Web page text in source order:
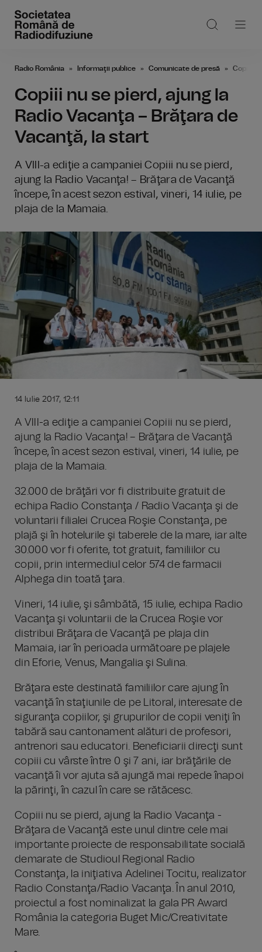
Radio România Informaţii publice Comunicate de presă Copiii
Copiii nu se pierd, ajung la
Radio Vacanţa – Brăţara de
Vacanţă, la start
A VIII-a ediţie a campaniei Copiii nu se pierd,
ajung la Radio Vacanţa! – Brăţara de Vacanţă
începe, în acest sezon estival, vineri, 14 iulie, pe
plaja de la Mamaia.
14 Iulie 2017, 12:11
A VIII-a ediţie a campaniei Copiii nu se pierd,
ajung la Radio Vacanţa! – Brăţara de Vacanţă
începe, în acest sezon estival, vineri, 14 iulie, pe
plaja de la Mamaia.
32.000 de brăţări vor fi distribuite gratuit de
echipa Radio Constanţa / Radio Vacanţa şi de
voluntarii filialei Crucea Roşie Constanţa, pe
plajă şi în hotelurile şi taberele de la mare, iar alte
30.000 vor fi oferite, tot gratuit, familiilor cu
copii, prin intermediul celor 574 de farmacii
Alphega din toată ţara.
Vineri, 14 iulie, şi sâmbătă, 15 iulie, echipa Radio
Vacanţa şi voluntarii de la Crucea Roşie vor
distribui Brăţara de Vacanţă pe plaja din
Mamaia, iar în perioada următoare pe plajele
din Eforie, Venus, Mangalia şi Sulina.
Brăţara este destinată familiilor care ajung în
vacanţă în staţiunile de pe Litoral, interesate de
siguranţa copiilor, şi grupurilor de copii veniţi în
tabără sau cantonament alături de profesori,
antrenori sau educatori. Beneficiarii direcţi sunt
copiii cu vârste între 0 şi 7 ani, iar brăţările de
vacanţă îi vor ajuta să ajungă mai repede înapoi
la părinţi, în cazul în care se rătăcesc.
Copiii nu se pierd, ajung la Radio Vacanţa -
Brăţara de Vacanţă este unul dintre cele mai
importante proiecte de responsabilitate socială
demarate de Studioul Regional Radio
Constanţa, la iniţiativa Adelinei Tocitu, realizator
Radio Constanţa/Radio Vacanţa. În anul 2010,
proiectul a fost nominalizat la gala PR Award
România la categoria Buget Mic/Creativitate
Mare.